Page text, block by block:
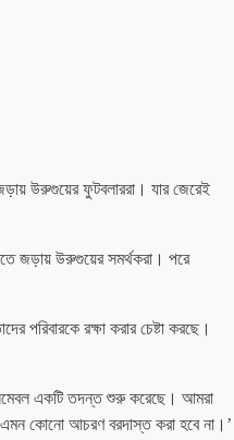
জড়ায় উরুগুয়ের ফুটবলাররা। যার জেরেই
জড়ায় উরুগুয়ের সমর্থকরা। পরে
পরিবারকে রক্ষা করার চেষ্টা করছে।
কনমেবল একটি তদন্ত শুরু করেছে। আমরা
কোনো আচরণ বরদাস্ত করা হবে না।’